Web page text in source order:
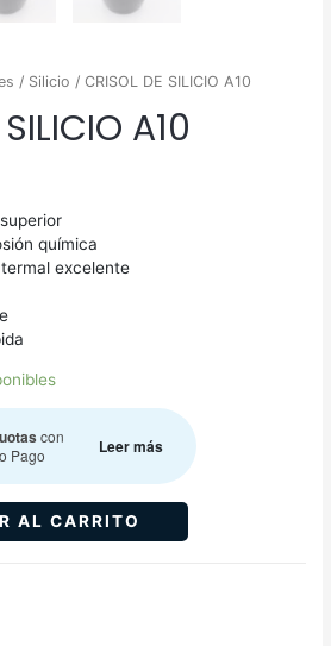
/ Silicio / CRISOL DE SILICIO A10
A10
química
excelente
con
Pago
Leer más
AL CARRITO